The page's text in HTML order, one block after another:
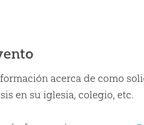
acerca de como
en su iglesia, colegio, etc.